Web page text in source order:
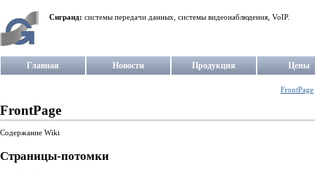
Сигранд: системы передачи данных, системы видеонаблюдения, VoIP.
Главная Новости Продукция Цены
FrontPage
FrontPage
Содержание Wiki
Страницы-потомки